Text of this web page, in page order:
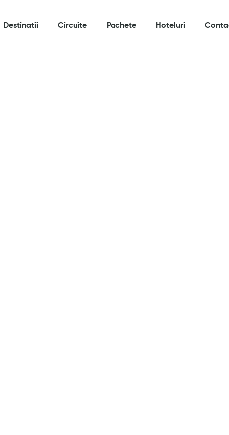
Destinatii Circuite Pachete Hoteluri